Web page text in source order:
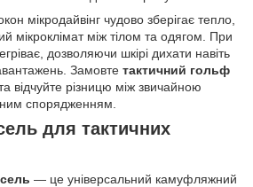
мікродайвінг чудово зберігає тепло,
мікроклімат між тілом та одягом. При
дозволяючи шкірі дихати навіть
Замовте тактичний гольф
відчуйте різницю між звичайною
спорядженням.
для тактичних
— це універсальний камуфляжний